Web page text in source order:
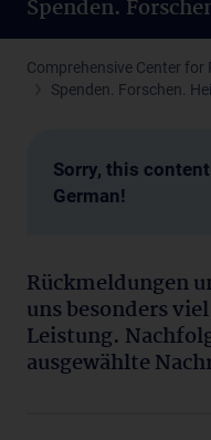
Spenden.
Comprehensive Center for
Spenden. Forschen.
Sorry, this
German!
Rückmeldungen
uns besonders
Leistung.
ausgewählte